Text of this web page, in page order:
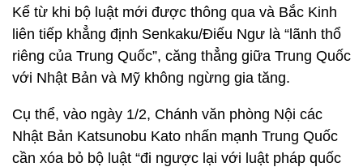
Kể từ khi bộ luật mới được thông qua và Bắc Kinh
liên tiếp khẳng định Senkaku/Điếu Ngư là “lãnh thổ
riêng của Trung Quốc”, căng thẳng giữa Trung Quốc
với Nhật Bản và Mỹ không ngừng gia tăng.
Cụ thể, vào ngày 1/2, Chánh văn phòng Nội các
Nhật Bản Katsunobu Kato nhấn mạnh Trung Quốc
cần xóa bỏ bộ luật “đi ngược lại với luật pháp quốc